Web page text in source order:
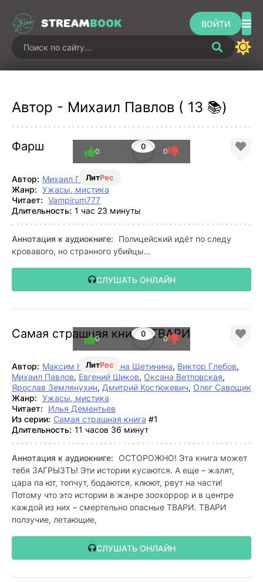
STREAMBOOK ВОЙТИ
Автор - Михаил Павлов ( 13 📚)
Фарш
ЛитРес
0
0 0
Автор: Михаил Павлов
Жанр: Ужасы, мистика
Читает: Vampirum777
Длительность: 1 час 23 минуты
Аннотация к аудиокниге:
Полицейский идёт по следу
кровавого, но странного убийцы...
СЛУШАТЬ ОНЛАЙН
Самая страшная книга. ТВАРИ
ЛитРес
0
0 0
Автор: Максим Кабир,Елена Щетинина, Виктор Глебов,
Михаил Павлов, Евгений Шиков, Оксана Ветловская,
Ярослав Землянухин, Дмитрий Костюкевич, Олег Савощик
Жанр: Ужасы, мистика
Читает:
Илья Дементьев
Из серии: Самая страшная книга #1
Длительность: 11 часов 36 минут
Аннотация к аудиокниге: ОСТОРОЖНО! Эта книга может
тебя ЗАГРЫЗТЬ! Эти истории кусаются. А еще – жалят,
цара па ют, топчут, бодаются, клюют, рвут на части!
Потому что это истории в жанре зоохоррор и в центре
каждой из них – смертельно опасные ТВАРИ. ТВАРИ
ползучие, летающие,
СЛУШАТЬ ОНЛАЙН